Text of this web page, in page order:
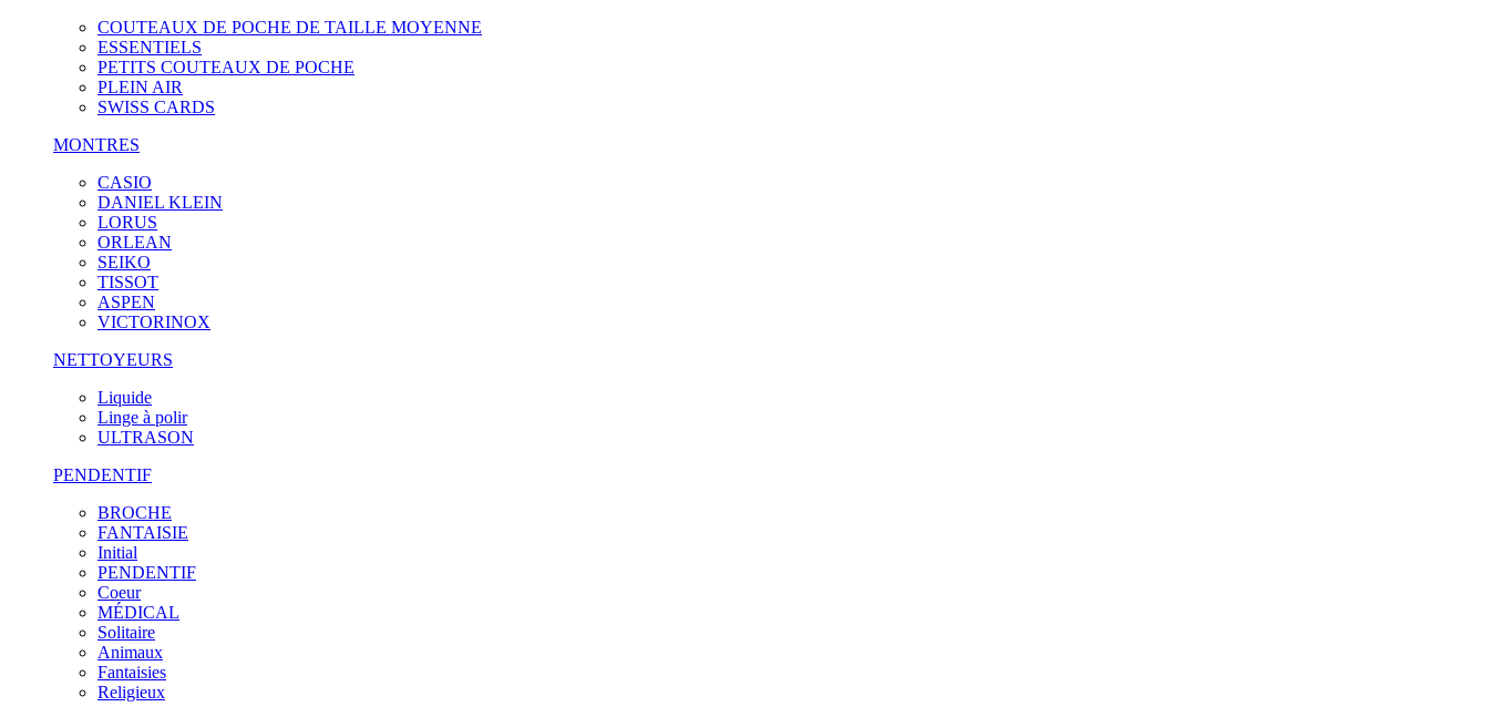
COUTEAUX DE POCHE DE TAILLE MOYENNE
ESSENTIELS
PETITS COUTEAUX DE POCHE
PLEIN AIR
SWISS CARDS
MONTRES
CASIO
DANIEL KLEIN
LORUS
ORLEAN
SEIKO
TISSOT
ASPEN
VICTORINOX
NETTOYEURS
Liquide
Linge à polir
ULTRASON
PENDENTIF
BROCHE
FANTAISIE
Initial
PENDENTIF
Coeur
MÉDICAL
Solitaire
Animaux
Fantaisies
Religieux